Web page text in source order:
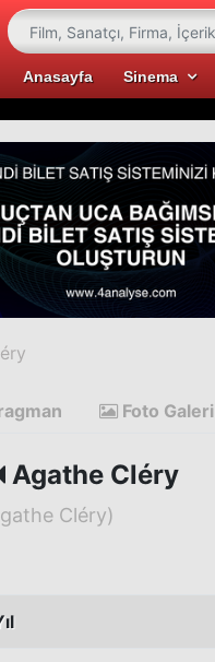
Anasayfa Sinema
Foto Galeri
Agathe Cléry
Cléry)